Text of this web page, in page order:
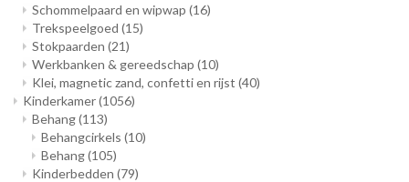
Schommelpaard en wipwap (16)
Trekspeelgoed (15)
Stokpaarden (21)
Werkbanken & gereedschap (10)
Klei, magnetic zand, confetti en rijst (40)
Kinderkamer(1056)
Behang(113)
Behangcirkels (10)
Behang(105)
Kinderbedden (79)